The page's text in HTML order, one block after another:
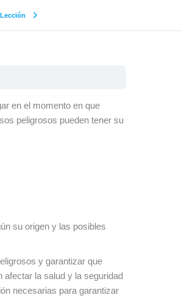
en el momento en que
peligrosos pueden tener su
su origen y las posibles
y garantizar que
afectar la salud y la seguridad
necesarias para garantizar